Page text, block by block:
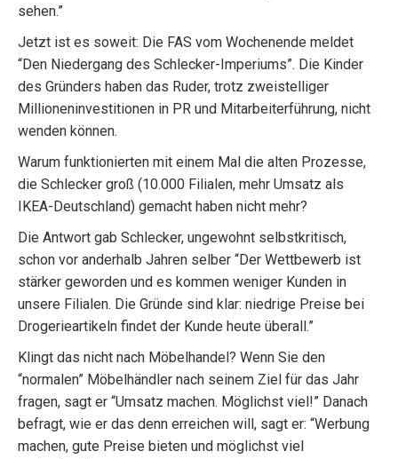
sehen.”
Jetzt ist es soweit: Die FAS vom Wochenende meldet
“Den Niedergang des Schlecker-Imperiums”. Die Kinder
des Gründers haben das Ruder, trotz zweistelliger
Millioneninvestitionen in PR und Mitarbeiterführung, nicht
wenden können.
Warum funktionierten mit einem Mal die alten Prozesse,
die Schlecker groß (10.000 Filialen, mehr Umsatz als
IKEA-Deutschland) gemacht haben nicht mehr?
Die Antwort gab Schlecker, ungewohnt selbstkritisch,
schon vor anderhalb Jahren selber “Der Wettbewerb ist
stärker geworden und es kommen weniger Kunden in
unsere Filialen. Die Gründe sind klar: niedrige Preise bei
Drogerieartikeln findet der Kunde heute überall.”
Klingt das nicht nach Möbelhandel? Wenn Sie den
“normalen” Möbelhändler nach seinem Ziel für das Jahr
fragen, sagt er “Umsatz machen. Möglichst viel!” Danach
befragt, wie er das denn erreichen will, sagt er: “Werbung
machen, gute Preise bieten und möglichst viel